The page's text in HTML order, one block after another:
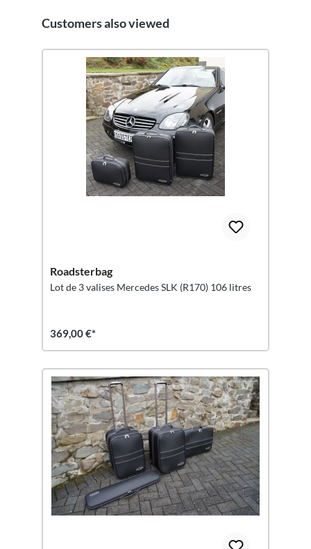
Ignorer la galerie de produits
Customers also viewed
Roadsterbag
Lot de 3 valises Mercedes SLK (R170) 106 litres
369,00 €*